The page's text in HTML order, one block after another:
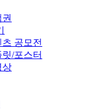
공모전
/포스터
상